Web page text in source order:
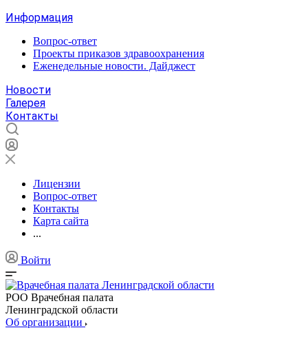
Информация
Вопрос-ответ
Проекты приказов здравоохранения
Еженедельные новости. Дайджест
Новости
Галерея
Контакты
Лицензии
Вопрос-ответ
Контакты
Карта сайта
...
Войти
РОО Врачебная палата
Ленинградской области
Об организации